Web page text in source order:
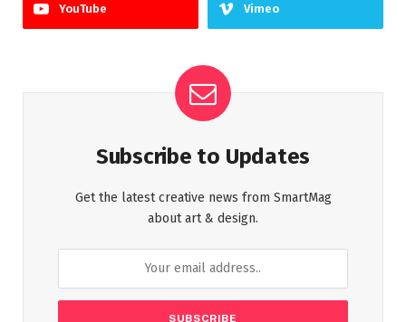
YouTube Vimeo
Subscribe to Updates
Get the latest creative news from SmartMag
about art & design.